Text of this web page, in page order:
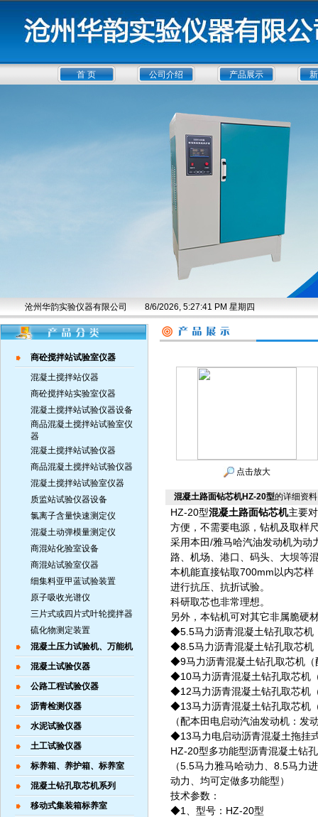
首 页 公司介绍 产品展示
沧州华韵实验仪器有限公司 8/6/2026, 5:27:42 PM 星期四
商砼搅拌站试验室仪器
混凝土搅拌站仪器
商砼搅拌站实验室仪器
混凝土搅拌站试验仪器设备
商品混凝土搅拌站试验室仪
器
混凝土搅拌站试验仪器
商品混凝土搅拌站试验仪器
混凝土搅拌站试验室仪器
质监站试验仪器设备
氯离子含量快速测定仪
混凝土动弹模量测定仪
商混站化验室设备
商混站试验室仪器
细集料亚甲蓝试验装置
原子吸收光谱仪
三片式或四片式叶轮搅拌器
硫化物测定装置
混凝土压力试验机、万能机
混凝土试验仪器
公路工程试验仪器
沥青检测仪器
水泥试验仪器
土工试验仪器
标养箱、养护箱、标养室
混凝土钻孔取芯机系列
移动式集装箱标养室
点击放大
混凝土路面钻芯机HZ-20型的详细资
HZ-20型混凝土路面钻芯机主要
方便，不需要电源，钻机及取样
采用本田/雅马哈汽油发动机为动
路、机场、港口、码头、大坝等
本机能直接钻取700mm以内芯
进行抗压、抗折试验。
科研取芯也非常理想。
另外，本钻机可对其它非属脆硬
◆5.5马力沥青混凝土钻孔取芯机
◆8.5马力沥青混凝土钻孔取芯机
◆9马力沥青混凝土钻孔取芯机（
◆10马力沥青混凝土钻孔取芯机
◆12马力沥青混凝土钻孔取芯机
◆13马力沥青混凝土钻孔取芯机
（配本田电启动汽油发动机：发
◆13马力电启动沥青混凝土拖挂
HZ-20型多功能型沥青混凝土钻
（5.5马力雅马哈动力、8.5马力
动力、均可定做多功能型）
技术参数：
◆1、型号：HZ-20型